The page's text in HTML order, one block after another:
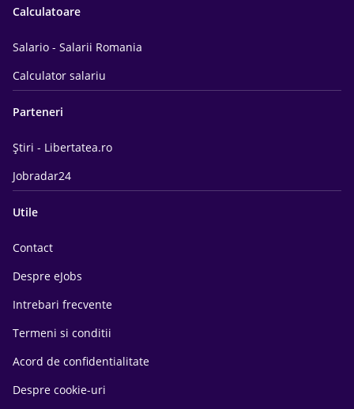
Calculatoare
Salario - Salarii Romania
Calculator salariu
Parteneri
Știri - Libertatea.ro
Jobradar24
Utile
Contact
Despre eJobs
Intrebari frecvente
Termeni si conditii
Acord de confidentialitate
Despre cookie-uri